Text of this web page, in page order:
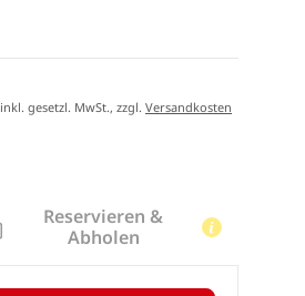
inkl. gesetzl. MwSt., zzgl.Versandkosten
Reservieren &
Abholen